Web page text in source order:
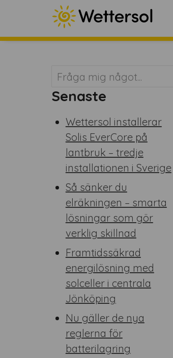
Sök
Senaste
Wettersol installerar
Solis EverCore på
lantbruk – tredje
installationen i Sverige
Så sänker du
elräkningen – smarta
lösningar som gör
verklig skillnad
Framtidssäkrad
energilösning med
solceller i centrala
Jönköping
Nu gäller de nya
reglerna för
batterilagring